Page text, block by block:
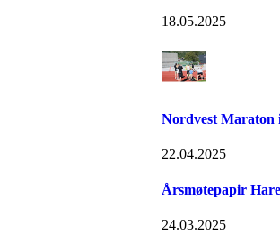
18.05.2025
Nordvest Maraton
22.04.2025
Årsmøtepapir
24.03.2025